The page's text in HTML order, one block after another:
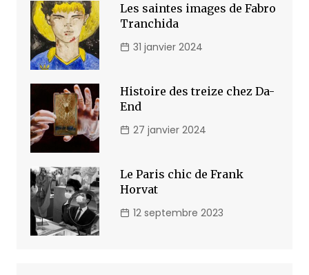
Les saintes images de Fabro
Tranchida
31 janvier 2024
Histoire des treize chez Da-
End
27 janvier 2024
Le Paris chic de Frank
Horvat
12 septembre 2023